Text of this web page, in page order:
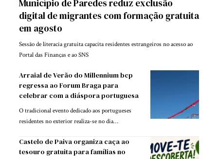
Município de Paredes reduz exclusão
digital de migrantes com formação gratuita
em agosto
Sessão de literacia gratuita capacita residentes estrangeiros no acesso ao
Portal das Finanças e ao SNS
Arraial de Verão do Millennium bcp
regressa ao Forum Braga para
celebrar com a diáspora portuguesa
O tradicional evento dedicado aos portugueses
residentes no exterior realiza-se no dia…
Castelo de Paiva organiza caça ao
tesouro gratuita para famílias no